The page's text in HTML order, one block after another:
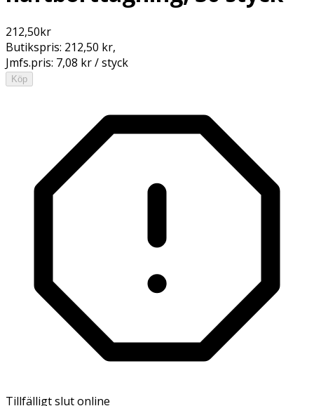
212,50kr
Butikspris: 212,50 kr,
Jmfs.pris: 7,08 kr / styck
Köp
Tillfälligt slut online